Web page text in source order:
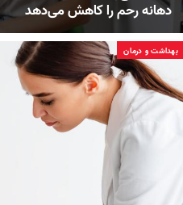
دهانه رحم را کاهش می‌دهد
بهداشت و درمان